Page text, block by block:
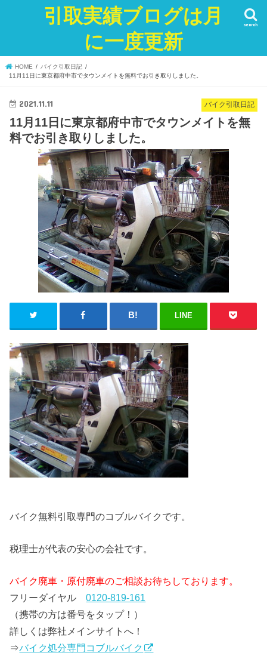
引取実績ブログは月
に一度更新
search
HOME
バイク引取日記
11月11日に東京都府中市でタウンメイトを無料でお引き取りしました。
バイク引取日記
2021.11.11
11月11日に東京都府中市でタウンメイトを無
料でお引き取りしました。
LINE
バイク無料引取専門のコブルバイクです。
税理士が代表の安心の会社です。
バイク廃車・原付廃車のご相談お待ちしております。
フリーダイヤル0120-819-161
（携帯の方は番号をタップ！）
詳しくは弊社メインサイトへ！
⇒バイク処分専門コブルバイク